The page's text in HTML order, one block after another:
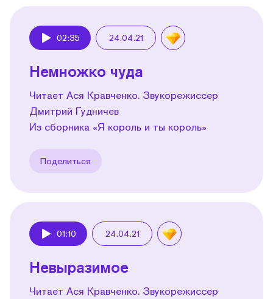
02:35 24.04.21
Немножко чуда
Читает Ася Кравченко. Звукорежиссер
Дмитрий Гудничев
Из сборника «Я король и ты король»
Поделиться
01:10 24.04.21
Невыразимое
Читает Ася Кравченко. Звукорежиссер